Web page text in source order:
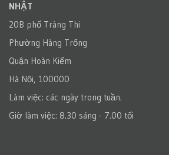
NHẬT
20B phố Tràng Thi
Phường Hàng Trống
Quận Hoàn Kiếm
Hà Nội, 100000
Làm việc: các ngày trong tuần.
Giờ làm việc: 8.30 sáng - 7.00 tối